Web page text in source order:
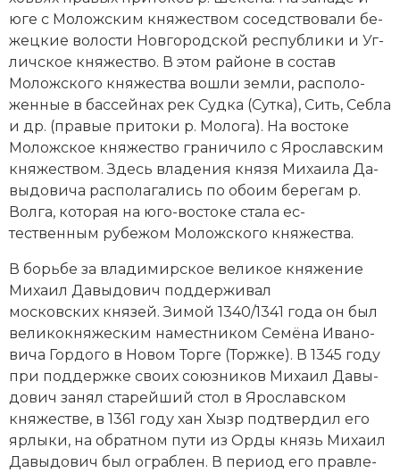
Новая история
Новейшая история
Нумизматика
Образование
Общественные объединения и организации
Политическая история
Религия и церковь
Россия
Северная Америка
Социально-экономическая история
Специальные исторические дисциплины
юге с Моложским княжеством со­сед­ст­во­ва­ли бе­
жец­кие во­лос­ти Нов­го­род­ской рес­пуб­ли­ки и Уг­
лич­ское княжество. В этом рай­оне в со­став
Моложского княжества во­шли зем­ли, рас­по­ло­
жен­ные в бас­сей­нах рек Суд­ка (Сут­ка), Сить, Себ­ла
и др. (пра­вые при­то­ки р. Мо­ло­га). На вос­то­ке
Моложское княжество гра­ни­чи­ло с Яро­слав­ским
княжеством. Здесь вла­де­ния князя Ми­хаи­ла Да­
вы­до­вича рас­по­ла­га­лись по обо­им бе­ре­гам р.
Вол­га, ко­то­рая на юго-вос­то­ке ста­ла ес­
тественным ру­бе­жом Мо­лож­ско­го княжества.
В борь­бе за вла­ди­мир­ское великое кня­же­ние
Ми­ха­ил Да­вы­до­вич под­дер­жи­вал
московских кня­зей. Зи­мой 1340/1341 года он был
ве­ли­ко­кня­же­ским на­мест­ни­ком Се­мё­на Ива­но­
ви­ча Гор­до­го в Но­вом Тор­ге (Торж­ке). В 1345 году
при под­держ­ке сво­их со­юз­ни­ков Ми­ха­ил Да­вы­
до­вич за­нял ста­рей­ший стол в Яро­слав­ском
княжестве, в 1361 году хан Хызр под­твер­дил его
яр­лы­ки, на об­рат­ном пу­ти из Ор­ды князь Ми­ха­ил
Да­вы­до­вич был ог­раб­лен. В пе­ри­од его прав­ле­